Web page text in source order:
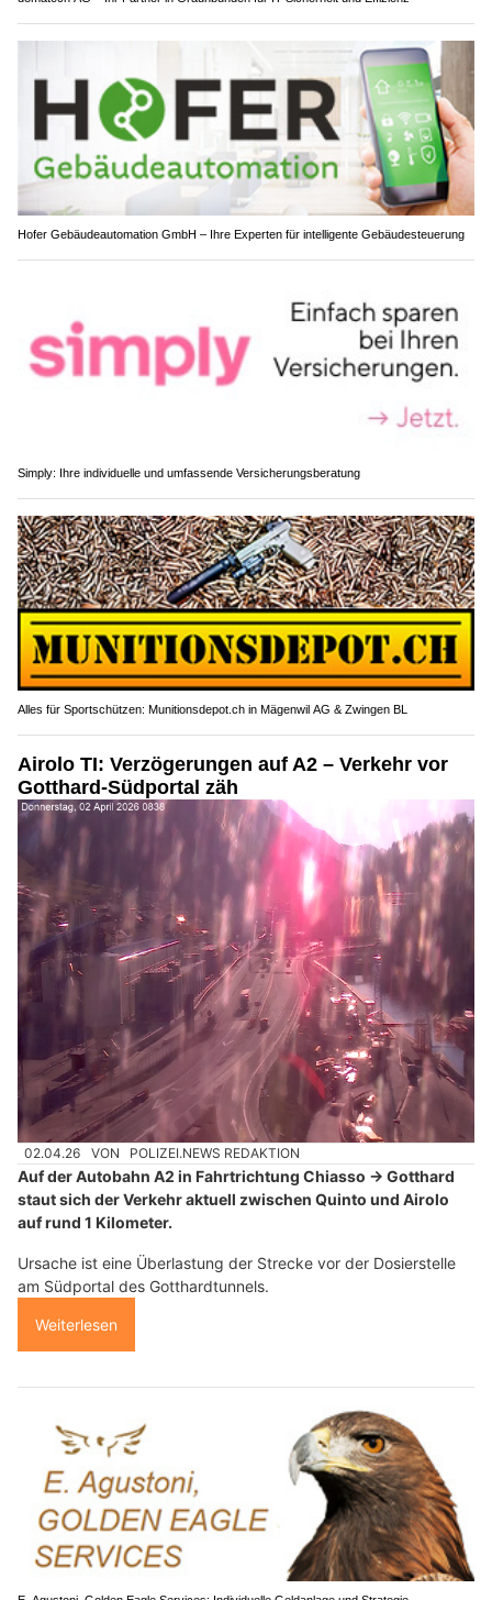
Hofer Gebäudeautomation GmbH – Ihre Experten für intelligente Gebäudesteuerung
Simply: Ihre individuelle und umfassende Versicherungsberatung
Alles für Sportschützen: Munitionsdepot.ch in Mägenwil AG & Zwingen BL
Airolo TI: Verzögerungen auf A2 – Verkehr vor
Gotthard-Südportal zäh
02.04.26 VON POLIZEI.NEWS REDAKTION
Auf der Autobahn A2 in Fahrtrichtung Chiasso → Gotthard
staut sich der Verkehr aktuell zwischen Quinto und Airolo
auf rund 1 Kilometer.
Ursache ist eine Überlastung der Strecke vor der Dosierstelle
am Südportal des Gotthardtunnels.
Weiterlesen